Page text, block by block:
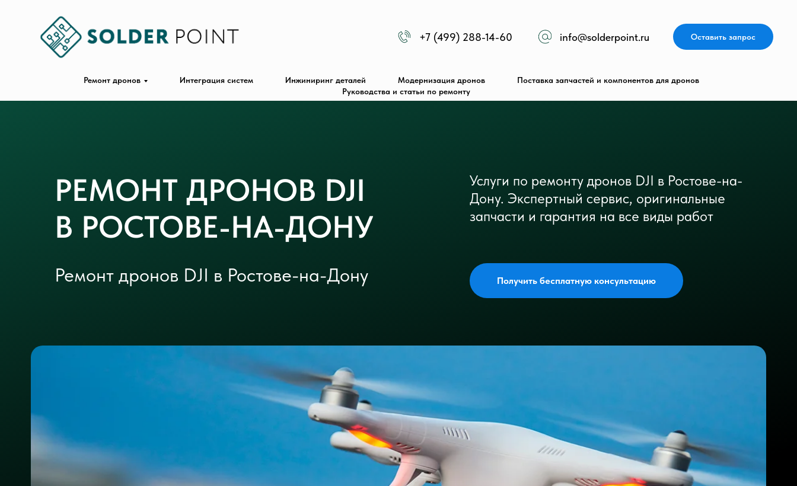
+7 (499) 288-14-60 info@solderpoint.ru Оставить запрос
Ремонт дронов Интеграция систем Инжиниринг деталей Модернизация дронов
Поставка запчастей и компонентов для дронов
Руководства и статьи по ремонту
РЕМОНТ ДРОНОВ DJI
В РОСТОВЕ-НА-ДОНУ
Ремонт дронов DJI в Ростове-на-Дону
Услуги по ремонту дронов DJI в Ростове-на-
Дону. Экспертный сервис, оригинальные
запчасти и гарантия на все виды работ
Получить бесплатную консультацию